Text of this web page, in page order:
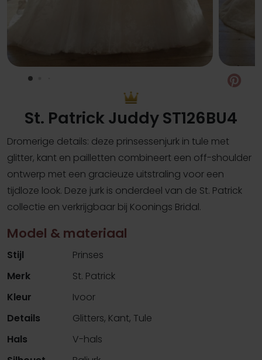
St. Patrick Juddy ST126BU4
Dromerige details: deze prinsessenjurk in tule met
glitter, kant en pailletten combineert een off-shoulder
ontwerp met een gracieuze uitstraling voor een
tijdloze look. Deze jurk is onderdeel van de St. Patrick
collectie en verkrijgbaar bij Koonings Bridal.
Model & materiaal
Stijl
Prinses
Merk
St. Patrick
Kleur
Ivoor
Details
Glitters, Kant, Tule
Hals
V-hals